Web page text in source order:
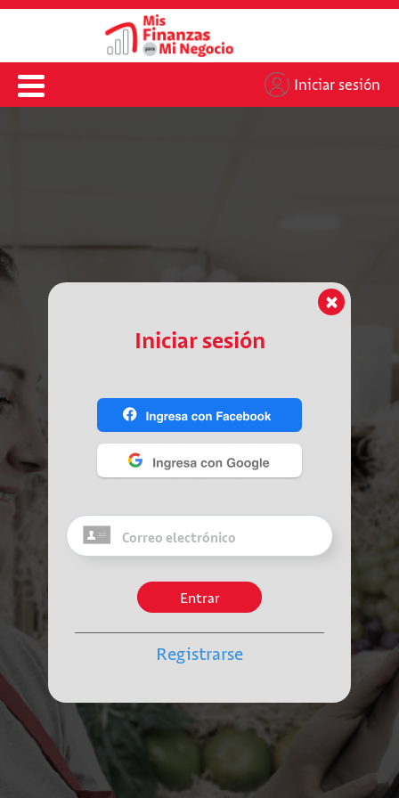
Iniciar sesión
Iniciar sesión
Entrar
×
Registrarse